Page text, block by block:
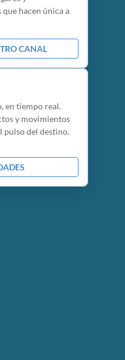
hacen única a
CANAL
en tiempo real.
y movimientos
pulso del destino.